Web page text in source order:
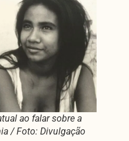
ao falar sobre a
/ Foto: Divulgação